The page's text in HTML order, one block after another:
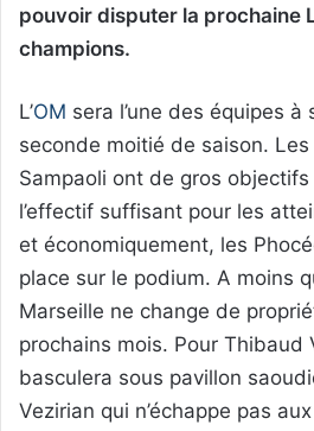
pouvoir disputer la prochaine
champions.
L’OM sera l’une des équipes
seconde moitié de saison.
Sampaoli ont de gros
l’effectif suffisant pour les
et économiquement, les
place sur le podium. A moins
Marseille ne change de
prochains mois. Pour Thibaud
basculera sous pavillon
Vezirian qui n’échappe pas